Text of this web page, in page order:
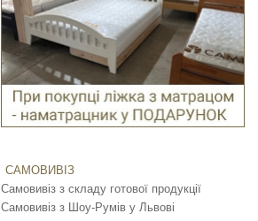
САМОВИВІЗ
Самовивіз з складу готової продукції
Самовивіз з Шоу-Румів у Львові